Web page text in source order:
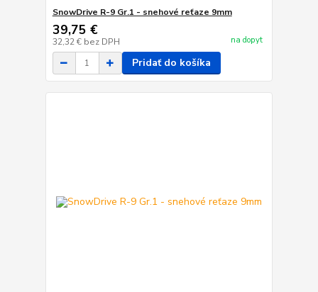
SnowDrive R-9 Gr.1 - snehové reťaze 9mm
39,75 €
32,32 € bez DPH na dopyt
Pridať do košíka